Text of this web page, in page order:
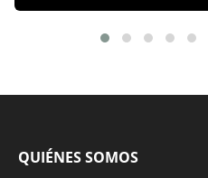
QUIÉNES SOMOS